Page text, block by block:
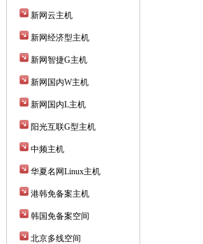
新网云主机
新网经济型主机
新网智捷G主机
新网国内W主机
新网国内L主机
阳光互联G型主机
中频主机
华夏名网Linux主机
港韩免备案主机
韩国免备案空间
北京多线空间